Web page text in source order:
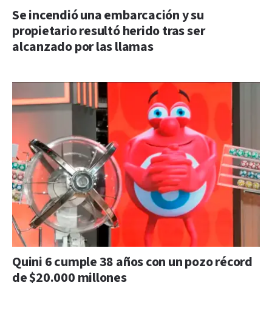
Se incendió una embarcación y su
propietario resultó herido tras ser
alcanzado por las llamas
Quini 6 cumple 38 años con un pozo récord
de $20.000 millones